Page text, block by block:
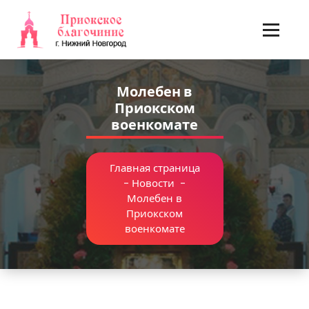
содержимому
Молебен в
Приокском
военкомате
Главная страница
- Новости -
Молебен в
Приокском
военкомате